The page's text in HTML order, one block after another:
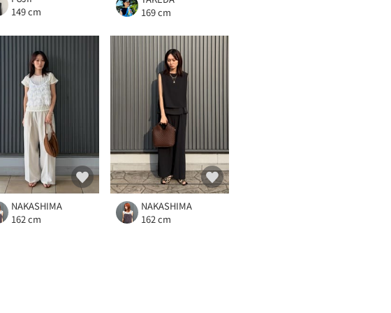
149 cm
169 cm
NAKASHIMA
162 cm
NAKASHIMA
162 cm